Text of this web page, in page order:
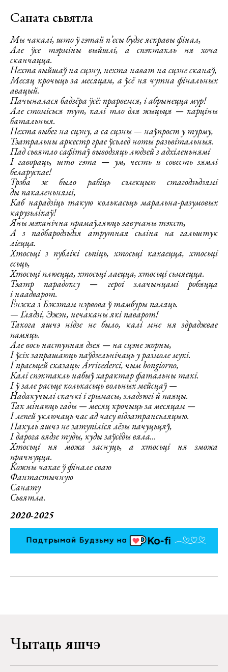
Саната сьвятла
Мы чакалі, што ў гэтай п’есы будзе яскравы фінал,
Але ўсе тэрміны выйшлі, а спэктакль ня хоча
сканчацца.
Нехта выйшаў на сцэну, нехта нават на сцэне сканаў,
Месяц крочыць за месяцам, а ўсё ня чутна фінальных
авацый.
Пачыналася бадзёра ўсё: прарвемся, і абрынецца мур!
Але стомісься тут, калі тло для жыцьця — карціны
батальныя.
Нехта выбег на сцэну, а са сцэны — наўпрост у турму,
Тэатральны аркестр грае ўсьлед ноты разьвітальныя.
Пад сьвятло сафітаў выводзяць людзей з адхіленьнямі
І гавораць, што гэта — ум, честь и совесть зямлі
беларускае!
Трэба ж было рабіць сэлекцыю стагодзьдзямі
ды пакаленьнямі,
Каб нарадзіць такую колькасьць маральна-разумовых
карузьлікаў!
Яны мэханічна прамаўляюць завучаны тэкст,
А з падбародзьдзя атрутная сьліна на гальштук
ліецца.
Хтосьці з публікі сьпіць, хтосьці кахаецца, хтосьці
есьць,
Хтосьці плюецца, хтосьці лаецца, хтосьці сьмяецца.
Тэатр парадоксу — героі злачынцамі робяцца
і наадварот.
Ёнэска з Бэкэтам нэрвова ў тамбуры паляць.
— Глядзі, Эжэн, нечаканы які паварот!
Такога яшчэ нідзе не было, калі мне ня здраджвае
памяць.
Але вось наступная дзея — на сцэне жорны,
І ўсіх запрашаюць паўдзельнічаць у размоле мукі.
І прасьцей сказаць: Arrivederci, чым bongiorno,
Калі спэктакль набыў характар фатальны такі.
І ў зале расьце колькасьць вольных мейсцаў —
Надакучылі скачкі і грымасы, зладзюгі й паяцы.
Так мінаюць гады — месяц крочыць за месяцам —
І лепей уключаць час ад часу відэатрансьляцыю.
Пакуль яшчэ не затупіліся лёзы пачуцьцяў,
І дарога вядзе туды, куды заўсёды вяла...
Хтосьці ня можа заснуць, а хтосьці ня зможа
прачнуцца.
Кожны чакае ў фінале сваю
Фантастычную
Санату
Сьвятла.
2020-2025
Чытаць яшчэ